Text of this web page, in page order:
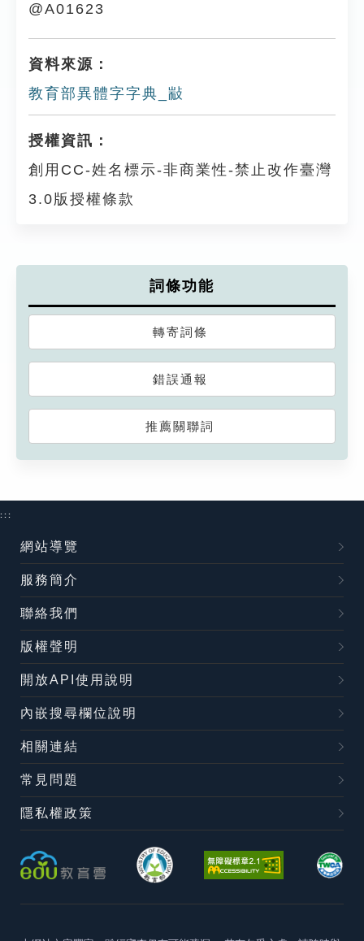
@A01623
資料來源：
教育部異體字字典_㪜
授權資訊：
創用CC-姓名標示-非商業性-禁止改作臺灣
3.0版授權條款
詞條功能
轉寄詞條
錯誤通報
推薦關聯詞
:::
網站導覽
服務簡介
聯絡我們
版權聲明
開放API使用說明
內嵌搜尋欄位說明
相關連結
常見問題
隱私權政策